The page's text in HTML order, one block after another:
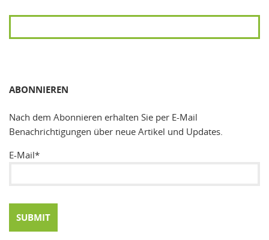
ABONNIEREN
Nach dem Abonnieren erhalten Sie per E-Mail
Benachrichtigungen über neue Artikel und Updates.
E-Mail*